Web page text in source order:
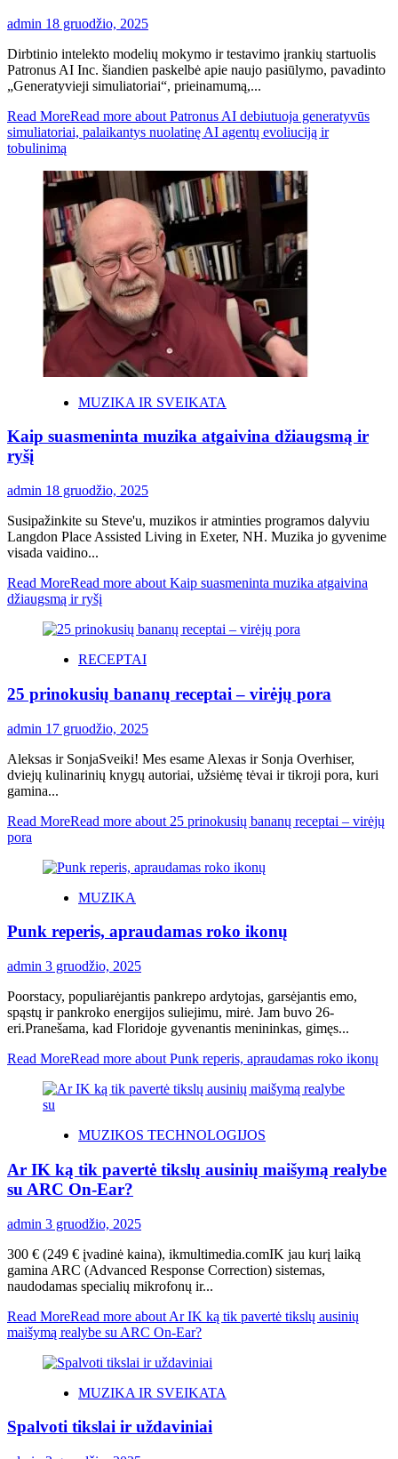
admin 18 gruodžio, 2025
Dirbtinio intelekto modelių mokymo ir testavimo įrankių startuolis
Patronus AI Inc. šiandien paskelbė apie naujo pasiūlymo, pavadinto
„Generatyvieji simuliatoriai“, prieinamumą,...
Read MoreRead more about Patronus AI debiutuoja generatyvūs
simuliatoriai, palaikantys nuolatinę AI agentų evoliuciją ir
tobulinimą
MUZIKA IR SVEIKATA
Kaip suasmeninta muzika atgaivina džiaugsmą ir
ryšį
admin 18 gruodžio, 2025
Susipažinkite su Steve'u, muzikos ir atminties programos dalyviu
Langdon Place Assisted Living in Exeter, NH. Muzika jo gyvenime
visada vaidino...
Read MoreRead more about Kaip suasmeninta muzika atgaivina
džiaugsmą ir ryšį
RECEPTAI
25 prinokusių bananų receptai – virėjų pora
admin 17 gruodžio, 2025
Aleksas ir SonjaSveiki! Mes esame Alexas ir Sonja Overhiser,
dviejų kulinarinių knygų autoriai, užsiėmę tėvai ir tikroji pora, kuri
gamina...
Read MoreRead more about 25 prinokusių bananų receptai – virėjų
pora
MUZIKA
Punk reperis, apraudamas roko ikonų
admin 3 gruodžio, 2025
Poorstacy, populiarėjantis pankrepo ardytojas, garsėjantis emo,
spąstų ir pankroko energijos suliejimu, mirė. Jam buvo 26-
eri.Pranešama, kad Floridoje gyvenantis menininkas, gimęs...
Read MoreRead more about Punk reperis, apraudamas roko ikonų
MUZIKOS TECHNOLOGIJOS
Ar IK ką tik pavertė tikslų ausinių maišymą realybe
su ARC On-Ear?
admin 3 gruodžio, 2025
300 € (249 € įvadinė kaina), ikmultimedia.comIK jau kurį laiką
gamina ARC (Advanced Response Correction) sistemas,
naudodamas specialių mikrofonų ir...
Read MoreRead more about Ar IK ką tik pavertė tikslų ausinių
maišymą realybe su ARC On-Ear?
MUZIKA IR SVEIKATA
Spalvoti tikslai ir uždaviniai